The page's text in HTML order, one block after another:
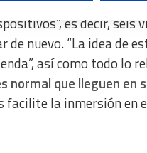
es decir,
de nuevo. “La idea de
así como todo lo
normal que lleguen en
facilite la inmersión en
or combinations of data